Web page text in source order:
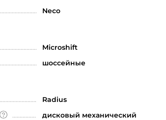
Neco
Microshift
шоссейные
Radius
дисковый механический